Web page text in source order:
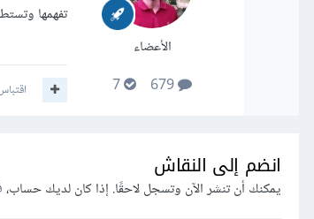
الأعضاء
تفهمها
انضم إلى النقاش
يمكنك أن تنشر الآن وتسجل لاحقًا. إذا كان لديك حساب،